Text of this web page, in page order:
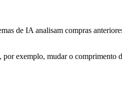
de IA analisam compras
exemplo, mudar o